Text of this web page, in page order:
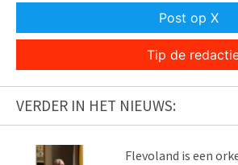
Post op X
Tip de
VERDER IN HET NIEUWS:
Flevoland is een